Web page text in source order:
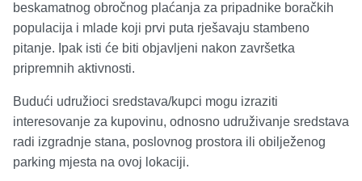
beskamatnog obročnog plaćanja za pripadnike boračkih
populacija i mlade koji prvi puta rješavaju stambeno
pitanje. Ipak isti će biti objavljeni nakon završetka
pripremnih aktivnosti.
Budući udružioci sredstava/kupci mogu izraziti
interesovanje za kupovinu, odnosno udruživanje sredstava
radi izgradnje stana, poslovnog prostora ili obilježenog
parking mjesta na ovoj lokaciji.